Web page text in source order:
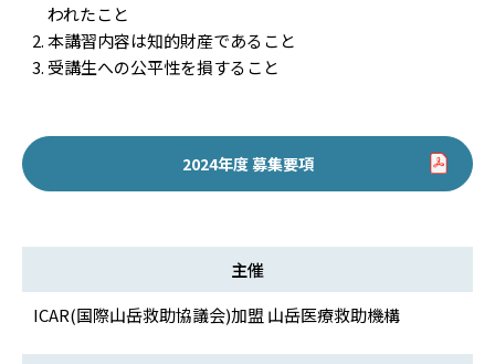
われたこと
本講習内容は知的財産であること
受講生への公平性を損すること
2024年度 募集要項
主催
ICAR(国際山岳救助協議会)加盟 山岳医療救助機構